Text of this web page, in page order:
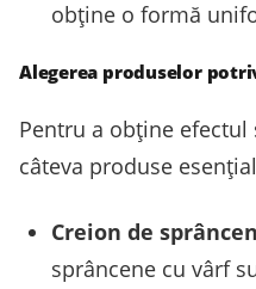
obține o formă
Alegerea produselor
Pentru a obține efectul
câteva produse
Creion de
sprâncene cu vârf